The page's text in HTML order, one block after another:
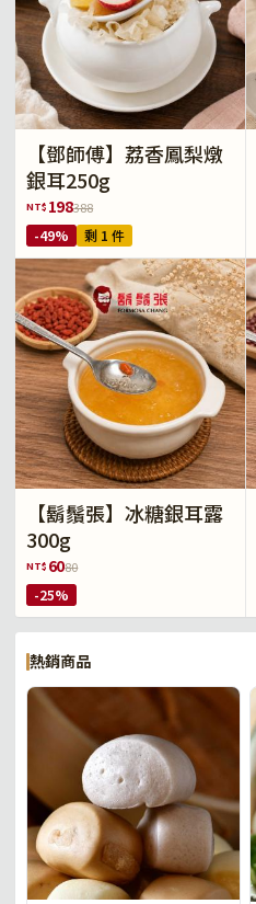
【鄧師傅】荔香鳳梨燉
銀耳250g
NT$ 198388
-49% 剩 1 件
【鬍鬚張】冰糖銀耳露
300g
NT$ 6080
-25%
熱銷商品